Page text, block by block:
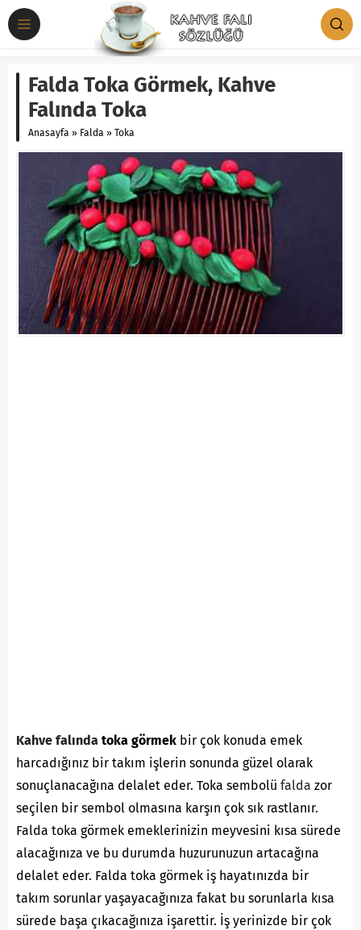
Falda Toka Görmek, Kahve
Falında Toka
Anasayfa » Falda » Toka
Kahve falında toka görmek bir çok konuda emek
harcadığınız bir takım işlerin sonunda güzel olarak
sonuçlanacağına delalet eder. Toka sembolü falda zor
seçilen bir sembol olmasına karşın çok sık rastlanır.
Falda toka görmek emeklerinizin meyvesini kısa sürede
alacağınıza ve bu durumda huzurunuzun artacağına
delalet eder. Falda toka görmek iş hayatınızda bir
takım sorunlar yaşayacağınıza fakat bu sorunlarla kısa
sürede başa çıkacağınıza işarettir. İş yerinizde bir çok